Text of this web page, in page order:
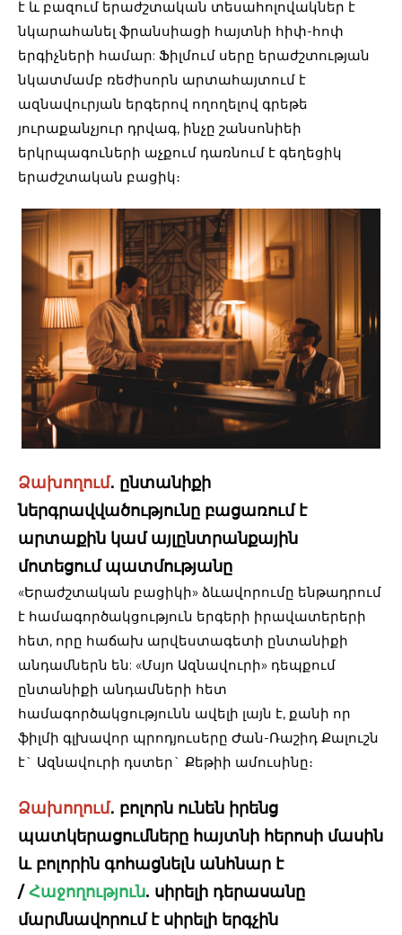
է և բազում երաժշտական տեսահոլովակներ է
նկարահանել ֆրանսիացի հայտնի հիփ-հոփ
երգիչների համար: Ֆիլմում սերը երաժշտության
նկատմամբ ռեժիսորն արտահայտում է
ազնավուրյան երգերով ողողելով գրեթե
յուրաքանչյուր դրվագ, ինչը շանսոնիեի
երկրպագուների աչքում դառնում է գեղեցիկ
երաժշտական բացիկ։
Ձախողում․ ընտանիքի
ներգրավվածությունը բացառում է
արտաքին կամ այլընտրանքային
մոտեցում պատմությանը
«Երաժշտական բացիկի» ձևավորումը ենթադրում
է համագործակցություն երգերի իրավատերերի
հետ, որը հաճախ արվեստագետի ընտանիքի
անդամներն են: «Մսյո Ազնավուրի» դեպքում
ընտանիքի անդամների հետ
համագործակցությունն ավելի լայն է, քանի որ
ֆիլմի գլխավոր պրոդյուսերը Ժան-Ռաշիդ Քալուշն
է` Ազնավուրի դստեր` Քեթիի ամուսինը։
Ձախողում․ բոլորն ունեն իրենց
պատկերացումները հայտնի հերոսի մասին
և բոլորին գոհացնելն անհնար է
/Հաջողություն. սիրելի դերասանը
մարմնավորում է սիրելի երգչին